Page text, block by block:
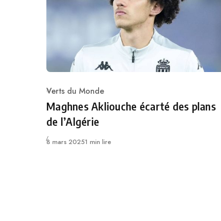
Category
Verts du Monde
Maghnes Akliouche écarté des plans
de l’Algérie
Publié
8 mars 20251 min lire